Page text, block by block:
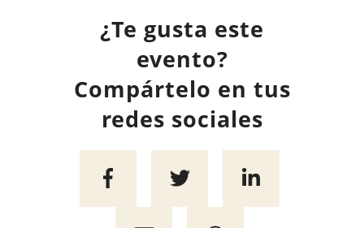
¿Te gusta este
evento?
Compártelo en tus
redes sociales